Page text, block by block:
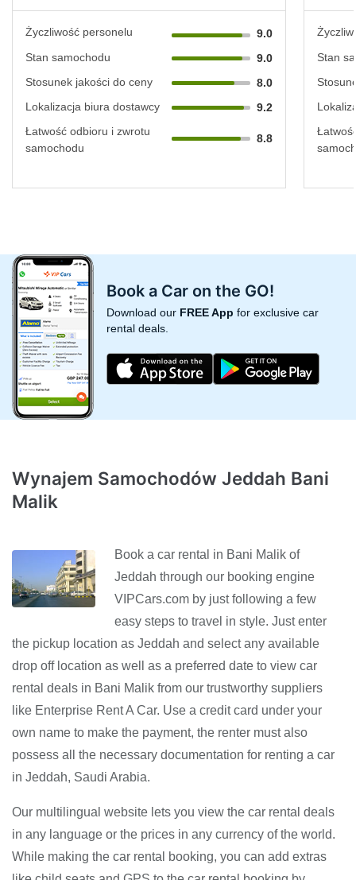
Życzliwość personelu
9.0
Stan samochodu
9.0
Stosunek jakości do ceny
8.0
Lokalizacja biura dostawcy
9.2
Łatwość odbioru i zwrotu
samochodu
8.8
Stan
Book a Car on the GO!
Download our FREE App for exclusive car
rental deals.
Wynajem Samochodów Jeddah Bani
Malik
Book a car rental in Bani Malik of
Jeddah through our booking engine
VIPCars.com by just following a few
easy steps to travel in style. Just enter
the pickup location as Jeddah and select any available
drop off location as well as a preferred date to view car
rental deals in Bani Malik from our trustworthy suppliers
like Enterprise Rent A Car. Use a credit card under your
own name to make the payment, the renter must also
possess all the necessary documentation for renting a car
in Jeddah, Saudi Arabia.
Our multilingual website lets you view the car rental deals
in any language or the prices in any currency of the world.
While making the car rental booking, you can add extras